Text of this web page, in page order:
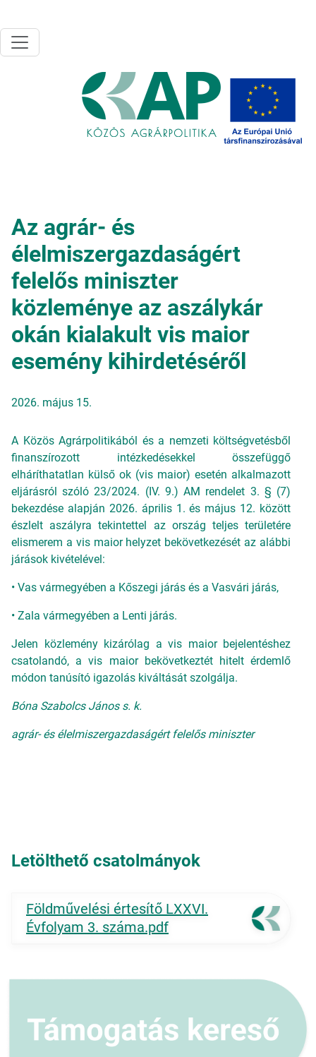
Az agrár- és
élelmiszergazdaságért
felelős miniszter
közleménye az aszálykár
okán kialakult vis maior
esemény kihirdetéséről
2026. május 15.
A Közös Agrárpolitikából és a nemzeti költségvetésből
finanszírozott intézkedésekkel összefüggő
elháríthatatlan külső ok (vis maior) esetén alkalmazott
eljárásról szóló 23/2024. (IV. 9.) AM rendelet 3. § (7)
bekezdése alapján 2026. április 1. és május 12. között
észlelt aszályra tekintettel az ország teljes területére
elismerem a vis maior helyzet bekövetkezését az alábbi
járások kivételével:
• Vas vármegyében a Kőszegi járás és a Vasvári járás,
• Zala vármegyében a Lenti járás.
Jelen közlemény kizárólag a vis maior bejelentéshez
csatolandó, a vis maior bekövetkeztét hitelt érdemlő
módon tanúsító igazolás kiváltását szolgálja.
Bóna Szabolcs János s. k.
agrár- és élelmiszergazdaságért felelős miniszter
Letölthető csatolmányok
Földművelési értesítő LXXVI.
Évfolyam 3. száma.pdf